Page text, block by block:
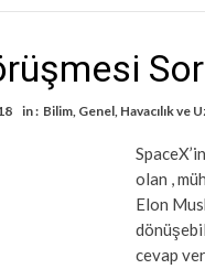
in : Bilim, Genel, Havacılık ve
olan ,
Elon
cevap